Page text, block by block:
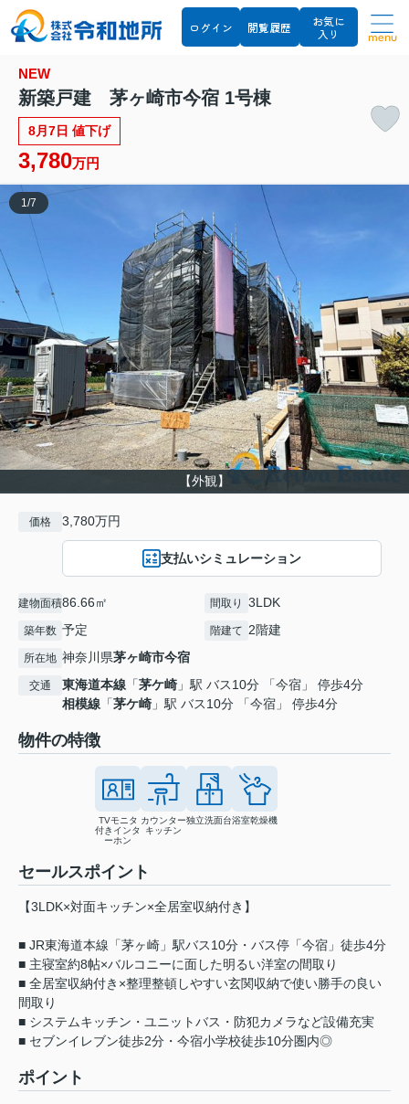
ログイン 閲覧履歴
お気に
入り
menu
NEW
新築戸建 茅ヶ崎市今宿 1号棟
8月7日 値下げ
3,780万円
【外観】
1 /7
価格 3,780万円
支払いシミュレーション
建物面積86.66㎡ 間取り 3LDK
築年数 予定 階建て 2階建
所在地 神奈川県茅ヶ崎市今宿
交通 東海道本線 「茅ケ崎 」駅 バス10分 「今宿」 停歩4分
相模線 「茅ケ崎 」駅 バス10分 「今宿」 停歩4分
物件の特徴
TVモニタ
付きインタ
ーホン
カウンター
キッチン
独立洗面台浴室乾燥機
セールスポイント
【3LDK×対面キッチン×全居室収納付き】
■ JR東海道本線「茅ヶ崎」駅バス10分・バス停「今宿」徒歩4分
■ 主寝室約8帖×バルコニーに面した明るい洋室の間取り
■ 全居室収納付き×整理整頓しやすい玄関収納で使い勝手の良い
間取り
■ システムキッチン・ユニットバス・防犯カメラなど設備充実
■ セブンイレブン徒歩2分・今宿小学校徒歩10分圏内◎
ポイント